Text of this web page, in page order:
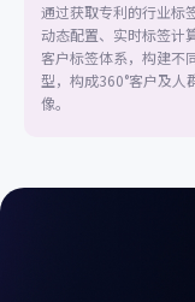
通过获取专利的行业标
动态配置、实时标签计
客户标签体系，构建不
型，构成360°客户及人
像。